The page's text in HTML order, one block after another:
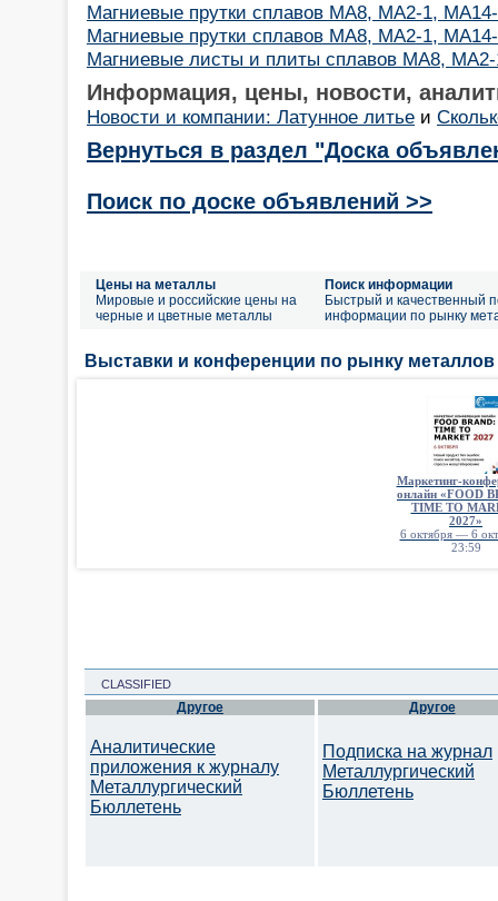
Магниевые прутки сплавов МА8, МА2-1,
Магниевые прутки сплавов МА8, МА2-1,
Магниевые листы и плиты сплавов МА8,
Информация, цены, новости,
Новости и компании: Латунное литье и
Вернуться в раздел "Доска
Поиск по доске объявлений >>
Цены на металлы
Мировые и российские цены на
черные и цветные металлы
Поиск информации
Быстрый и качественный
информации по рынку
Выставки и конференции по рынку
Маркетинг-
онлайн «FOOD
TIME TO
2027»
6 октября — 6
23:59
CLASSIFIED
Другое
Аналитические
приложения к журналу
Металлургический
Бюллетень
Другое
Подписка на журнал
Металлургический
Бюллетень